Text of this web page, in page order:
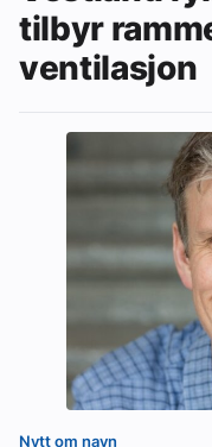
tilbyr
ventilasjon
Nytt om navn